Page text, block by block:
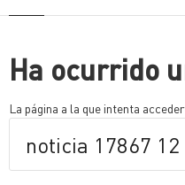
Ha ocurrido
La página a la que intenta